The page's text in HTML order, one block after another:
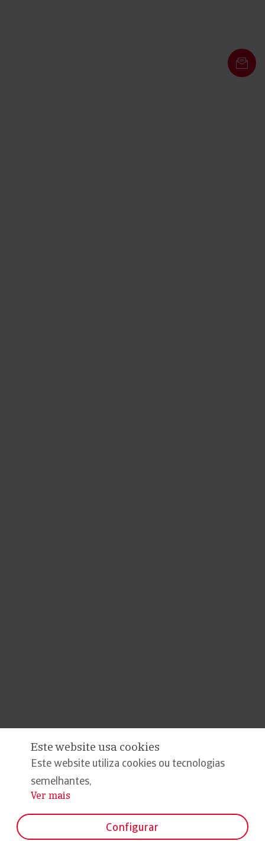
Este website usa cookies
Este website utiliza cookies ou tecnologias
semelhantes,
...
Ver mais
Configurar